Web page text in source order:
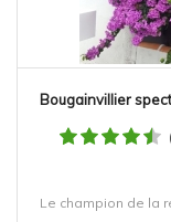
Bougainvillier
Le champion de la